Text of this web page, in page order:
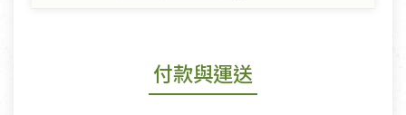
付款與運送